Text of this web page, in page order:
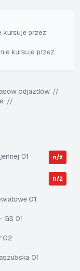
01 n/ż
n/ż
01
GS 01
02
01
kursuje przez:
kursuje przez:
odjazdów. //
//